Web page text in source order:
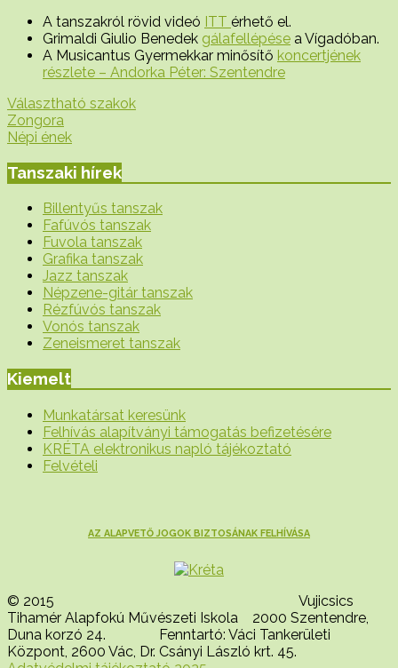
A tanszakról rövid videó ITT érhető el.
Grimaldi Giulio Benedek gálafellépése a Vígadóban.
A Musicantus Gyermekkar minősítő koncertjének
részlete – Andorka Péter: Szentendre
Választható szakok
Bejegyzés
navigáció
Zongora
Népi ének
Tanszaki hírek
Billentyűs tanszak
Fafúvós tanszak
Fuvola tanszak
Grafika tanszak
Jazz tanszak
Népzene-gitár tanszak
Rézfúvós tanszak
Vonós tanszak
Zeneismeret tanszak
Kiemelt
Munkatársat keresünk
Felhívás alapítványi támogatás befizetésére
KRÉTA elektronikus napló tájékoztató
Felvételi
AZ ALAPVETŐ JOGOK BIZTOSÁNAK FELHÍVÁSA
© 2015 Vujicsics
Tihamér Alapfokú Művészeti Iskola 2000 Szentendre,
Duna korzó 24. Fenntartó: Váci Tankerületi
Központ, 2600 Vác, Dr. Csányi László krt. 45.